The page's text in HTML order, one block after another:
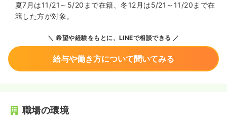
夏7月は11/21～5/20まで在籍、冬12月は5/21～11/20まで在
籍した方が対象。
希望や経験をもとに、LINEで相談できる
給与や働き方について聞いてみる
職場の環境